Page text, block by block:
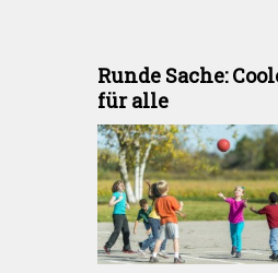
Runde Sache:
für alle